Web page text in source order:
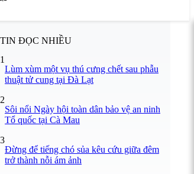
TIN ĐỌC NHIỀU
1
Lùm xùm một vụ thú cưng chết sau phẫu
thuật tử cung tại Đà Lạt
2
Sôi nổi Ngày hội toàn dân bảo vệ an ninh
Tổ quốc tại Cà Mau
3
Đừng để tiếng chó sủa kêu cứu giữa đêm
trở thành nỗi ám ảnh